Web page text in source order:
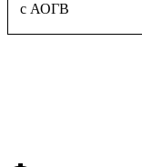
с АОГВ